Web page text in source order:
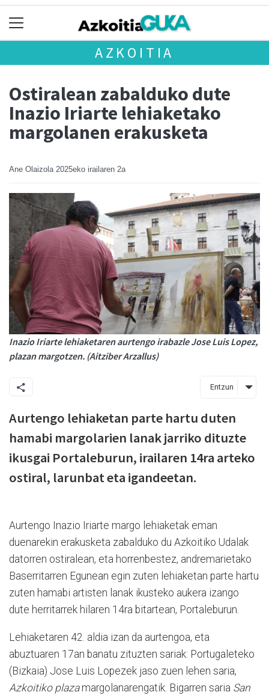
AZKOITIA
Ostiralean zabalduko dute
Inazio Iriarte lehiaketako
margolanen erakusketa
Ane Olaizola 2025eko irailaren 2a
Inazio Iriarte lehiaketaren aurtengo irabazle Jose Luis Lopez,
plazan margotzen. (Aitziber Arzallus)
Entzun
Aurtengo lehiaketan parte hartu duten
hamabi margolarien lanak jarriko dituzte
ikusgai Portaleburun, irailaren 14ra arteko
ostiral, larunbat eta igandeetan.
Aurtengo Inazio Iriarte margo lehiaketak eman
duenarekin erakusketa zabalduko du Azkoitiko Udalak
datorren ostiralean, eta horrenbestez, andremarietako
Baserritarren Egunean egin zuten lehiaketan parte hartu
zuten hamabi artisten lanak ikusteko aukera izango
dute herritarrek hilaren 14ra bitartean, Portaleburun.
Lehiaketaren 42. aldia izan da aurtengoa, eta
abuztuaren 17an banatu zituzten sariak: Portugaleteko
(Bizkaia) Jose Luis Lopezek jaso zuen lehen saria,
Azkoitiko plaza margolanarengatik. Bigarren saria San